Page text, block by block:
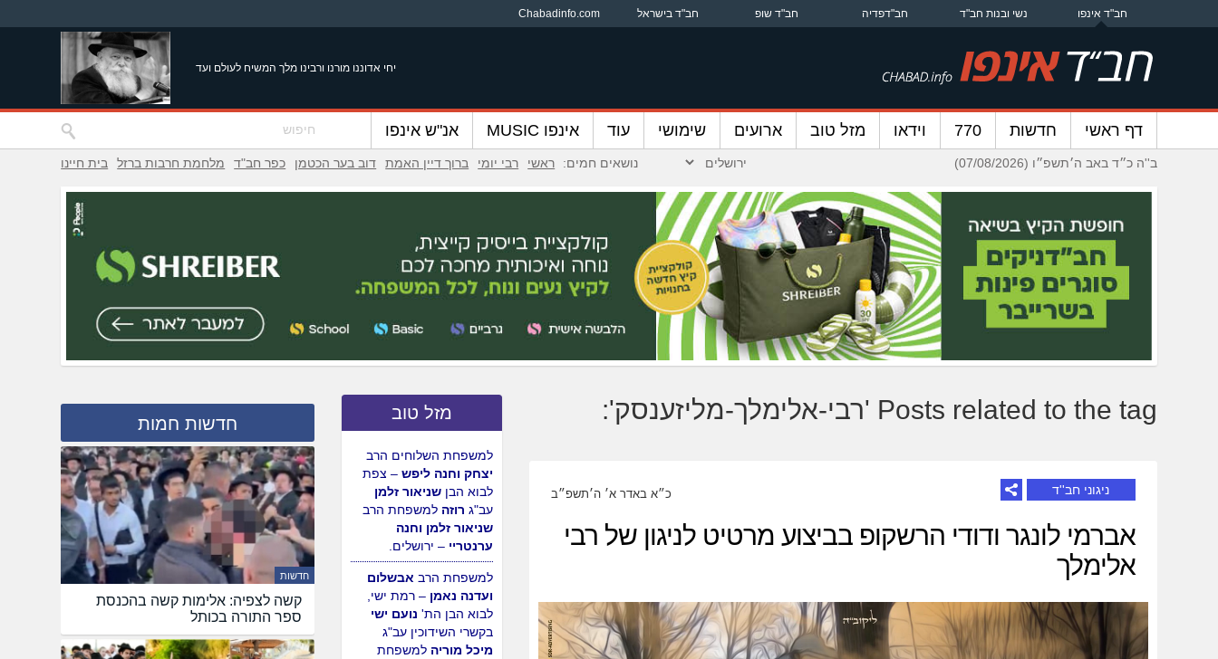
חב"ד אינפו נשי ובנות חב"ד חב"דפדיה חב"ד שופ חב"ד בישראל Chabadinfo.com
יחי אדוננו מורנו ורבינו מלך המשיח לעולם ועד
דף ראשי חדשות 770 וידאו מזל טוב ארועים שימושי עוד אינפו MUSIC אנ"ש אינפו
ב''ה כ״ד באב ה׳תשפ״ו (07/08/2026) נושאים חמים: ראשי רבי יומי ברוך דיין האמת דוב בער הכטמן כפר חב"ד מלחמת חרבות ברזל בית חיינו
Posts related to the tag 'רבי-אלימלך-מליזענסק':
ניגוני חב''ד כ״א באדר א׳ ה׳תשפ״ב
אברמי לונגר ודודי הרשקופ בביצוע מרטיט לניגון של רבי
אלימלך
מזל טוב
למשפחת השלוחים הרב
יצחק וחנה ליפש – צפת
לבוא הבןשניאור זלמן
עב"ג רוזה למשפחת הרב
שניאור זלמן וחנה
ערנטריי – ירושלים.
למשפחת הרב אבשלום
ועדנה נאמן – רמת ישי,
לבוא הבן הת' נועם ישי
בקשרי השידוכין עב"ג
מיכל מוריה למשפחת
חדשות חמות
חדשות
קשה לצפיה: אלימות קשה בהכנסת
ספר התורה בכותל